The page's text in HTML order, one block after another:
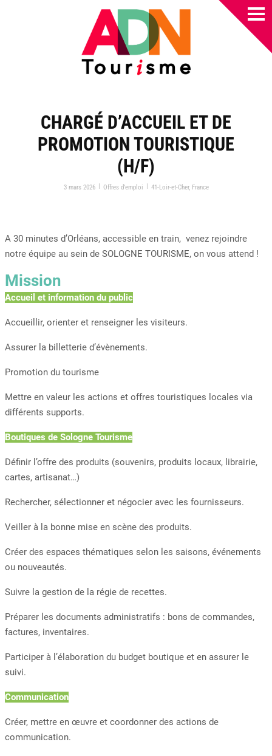
CHARGÉ D’ACCUEIL ET DE
PROMOTION TOURISTIQUE
(H/F)
3 mars 2026 | Offres d’emploi | 41-Loir-et-Cher, France
A 30 minutes d’Orléans, accessible en train, venez rejoindre
notre équipe au sein de SOLOGNE TOURISME, on vous attend !
Mission
Accueil et information du public
Accueillir, orienter et renseigner les visiteurs.
Assurer la billetterie d’évènements.
Promotion du tourisme
Mettre en valeur les actions et offres touristiques locales via
différents supports.
Boutiques de Sologne Tourisme
Définir l’offre des produits (souvenirs, produits locaux, librairie,
cartes, artisanat…)
Rechercher, sélectionner et négocier avec les fournisseurs.
Veiller à la bonne mise en scène des produits.
Créer des espaces thématiques selon les saisons, événements
ou nouveautés.
Suivre la gestion de la régie de recettes.
Préparer les documents administratifs : bons de commandes,
factures, inventaires.
Participer à l’élaboration du budget boutique et en assurer le
suivi.
Communication
Créer, mettre en œuvre et coordonner des actions de
communication.